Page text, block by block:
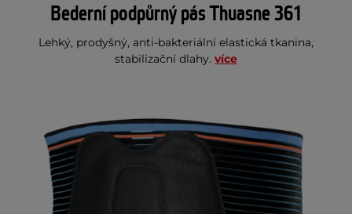
Bederní podpůrný pás Thuasne 361
Lehký, prodyšný, anti-bakteriální elastická tkanina,
stabilizační dlahy. více